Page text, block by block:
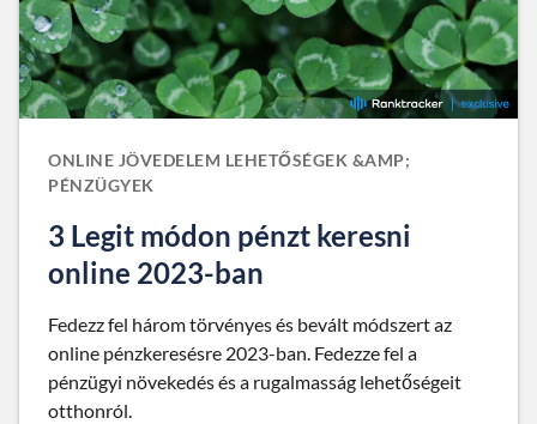
ONLINE JÖVEDELEM LEHETŐSÉGEK &AMP;
PÉNZÜGYEK
3 Legit módon pénzt keresni
online 2023-ban
Fedezz fel három törvényes és bevált módszert az
online pénzkeresésre 2023-ban. Fedezze fel a
pénzügyi növekedés és a rugalmasság lehetőségeit
otthonról.